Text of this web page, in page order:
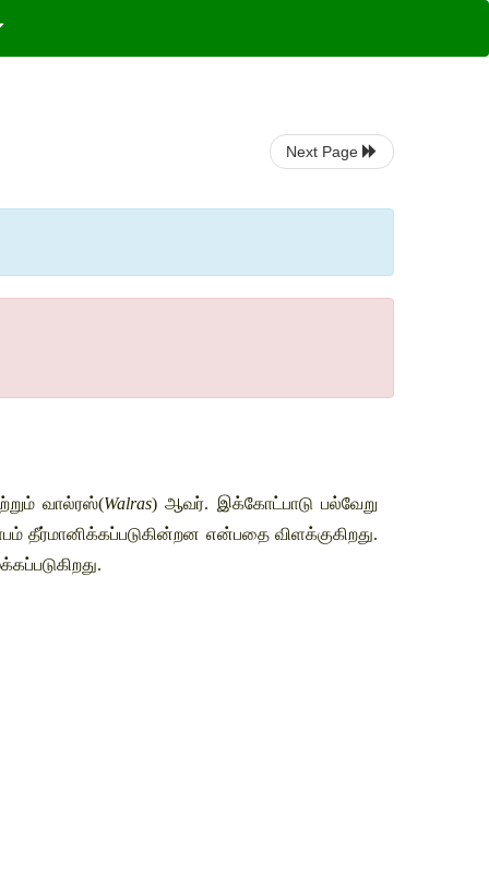
Next Page
வால்ரஸ்(Walras) ஆவர். இக்கோட்பாடு பல்வேறு
தீர்மானிக்கப்படுகின்றன என்பதை விளக்குகிறது.